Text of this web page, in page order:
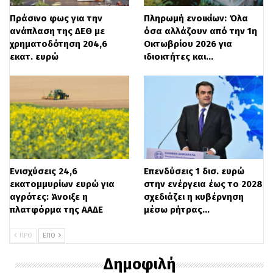
Σταϊκούρας, ενημέρωσε για τις εξελίξεις
στην οικονομία και κυρίως για το
κοινωνικό μέρισμα. Με βάση την τελική
οικογένειες,ενώ το ποσό φθάνει στα 215
εκατ. ευρώ.
Σε ό,τι αφοράτο νομοσχέδιο για τις
πορείες στο κέντρο της Αθήνας, ο
πρωθυπουργός, Κυριάκος Μητσοτάκης,
ανέφερε: «Πρέπει να μπολιάσουμε την
κοινωνία με το βασικό μήνυμα ότι δεν
μπορεί να κλείνει ο δρόμος με 50 άτομα. Η
ταλαιπωρία ή η ευαισθητοποίηση της
Πράσινο φως για την
ανάπλαση της ΔΕΘ με
χρηματοδότηση 204,6
εκατ. ευρώ
Πληρωμή ενοικίων: Όλα
όσα αλλάζουν από την 1η
Οκτωβρίου 2026 για
ιδιοκτήτες και…
Ενισχύσεις 24,6
εκατομμυρίων ευρώ για
αγρότες: Άνοιξε η
πλατφόρμα της ΑΑΔΕ
Επενδύσεις 1 δισ. ευρώ
στην ενέργεια έως το 2028
σχεδιάζει η κυβέρνηση
μέσω ρήτρας…
ΠΡΟ ΕΠΌ
Δημοφιλή